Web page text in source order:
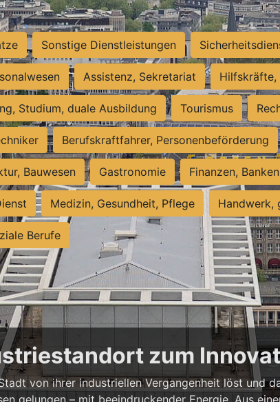
Sonstige Dienstleistungen
Assistenz, Sekretariat Hilfskräfte,
Studium, duale Ausbildung Tourismus
Berufskraftfahrer, Personenbeförderung
Bauwesen Gastronomie Finanzen,
Medizin, Gesundheit, Pflege Handwerk,
Berufe
zum
von ihrer industriellen Vergangenheit löst und